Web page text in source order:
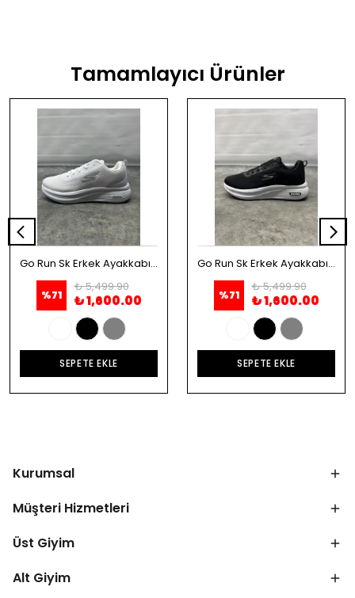
Tamamlayıcı Ürünler
Go Run Sk Erkek Ayakkabı - Beyaz
%71
₺ 5,499.90
₺ 1,600.00
SEPETE EKLE
Go Run Sk Erkek Ayakkabı - Siyah
%71
₺ 5,499.90
₺ 1,600.00
SEPETE EKLE
Kurumsal
Müşteri Hizmetleri
Üst Giyim
Alt Giyim